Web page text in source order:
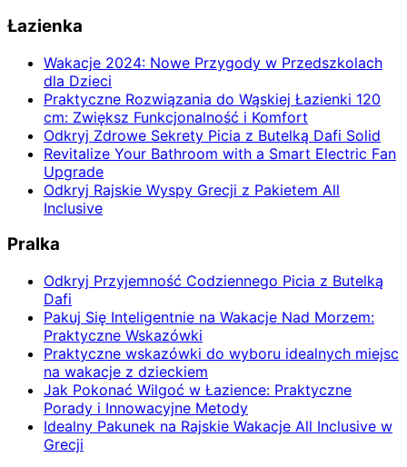
Łazienka
Wakacje 2024: Nowe Przygody w Przedszkolach
dla Dzieci
Praktyczne Rozwiązania do Wąskiej Łazienki 120
cm: Zwiększ Funkcjonalność i Komfort
Odkryj Zdrowe Sekrety Picia z Butelką Dafi Solid
Revitalize Your Bathroom with a Smart Electric Fan
Upgrade
Odkryj Rajskie Wyspy Grecji z Pakietem All
Inclusive
Pralka
Odkryj Przyjemność Codziennego Picia z Butelką
Dafi
Pakuj Się Inteligentnie na Wakacje Nad Morzem:
Praktyczne Wskazówki
Praktyczne wskazówki do wyboru idealnych miejsc
na wakacje z dzieckiem
Jak Pokonać Wilgoć w Łazience: Praktyczne
Porady i Innowacyjne Metody
Idealny Pakunek na Rajskie Wakacje All Inclusive w
Grecji